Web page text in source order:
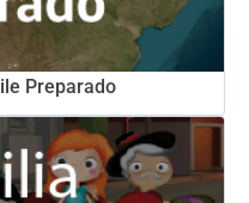
Preparado